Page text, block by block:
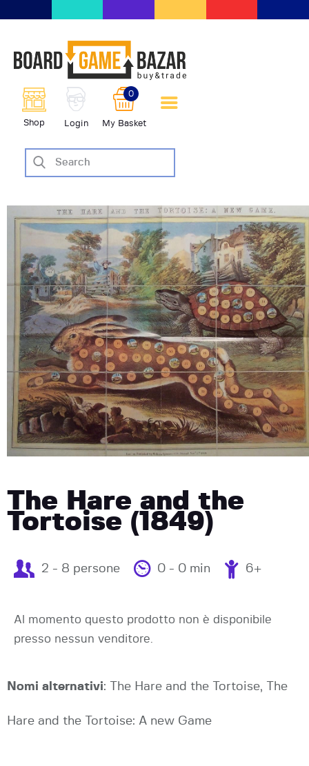
Shop Login My Basket
0
scambio giochi da tavolo
BoardGameBazar
SHOP
VENDI
CASE EDITRICI
AIUTO
BLOG-NEWS
EVENTI
The Hare and the
Tortoise (1849)
2 - 8 persone 0 - 0 min 6+
Al momento questo prodotto non è disponibile
presso nessun venditore.
Nomi alternativi: The Hare and the Tortoise, The
Hare and the Tortoise: A new Game